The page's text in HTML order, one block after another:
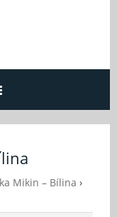
Mikin – Bílina ›